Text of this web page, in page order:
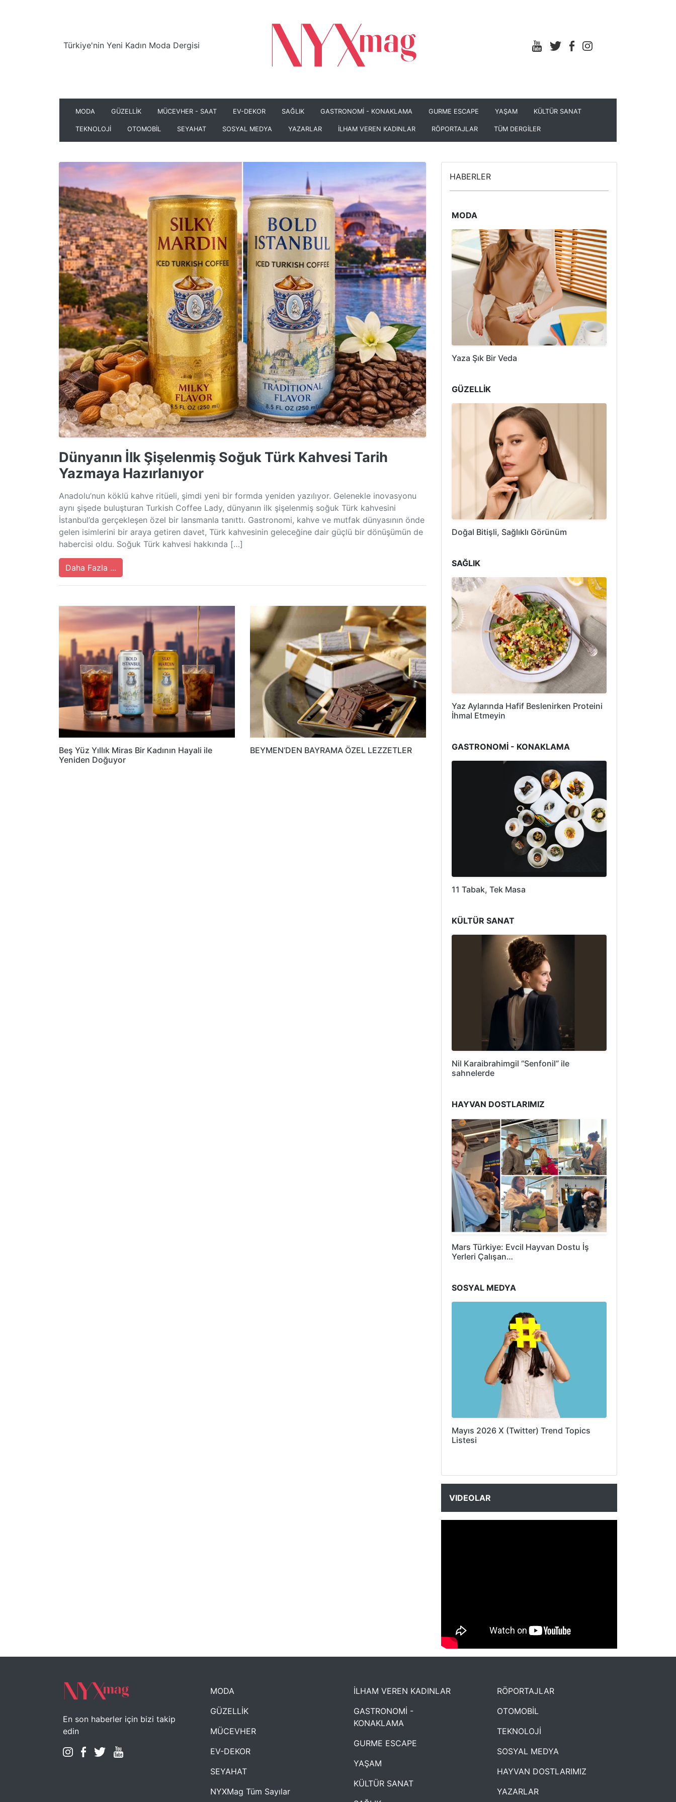
Türkiye'nin Yeni Kadın Moda Dergisi
MODA GÜZELLİK MÜCEVHER - SAAT EV-DEKOR SAĞLIK GASTRONOMİ - KONAKLAMA GURME ESCAPE YAŞAM KÜLTÜR SANAT
TEKNOLOJİ OTOMOBİL SEYAHAT SOSYAL MEDYA YAZARLAR İLHAM VEREN KADINLAR RÖPORTAJLAR TÜM DERGİLER
Dünyanın İlk Şişelenmiş Soğuk Türk Kahvesi Tarih
Yazmaya Hazırlanıyor
Anadolu’nun köklü kahve ritüeli, şimdi yeni bir formda yeniden yazılıyor. Gelenekle inovasyonu
aynı şişede buluşturan Turkish Coffee Lady, dünyanın ilk şişelenmiş soğuk Türk kahvesini
İstanbul’da gerçekleşen özel bir lansmanla tanıttı. Gastronomi, kahve ve mutfak dünyasının önde
gelen isimlerini bir araya getiren davet, Türk kahvesinin geleceğine dair güçlü bir dönüşümün de
habercisi oldu. Soğuk Türk kahvesi hakkında […]
Daha Fazla ...
Beş Yüz Yıllık Miras Bir Kadının Hayali ile
Yeniden Doğuyor
BEYMEN’DEN BAYRAMA ÖZEL LEZZETLER
HABERLER
MODA
Yaza Şık Bir Veda
GÜZELLİK
Doğal Bitişli, Sağlıklı Görünüm
SAĞLIK
Yaz Aylarında Hafif Beslenirken Proteini
İhmal Etmeyin
GASTRONOMİ - KONAKLAMA
11 Tabak, Tek Masa
KÜLTÜR SANAT
Nil Karaibrahimgil “Senfonil” ile
sahnelerde
HAYVAN DOSTLARIMIZ
Mars Türkiye: Evcil Hayvan Dostu İş
Yerleri Çalışan…
SOSYAL MEDYA
Mayıs 2026 X (Twitter) Trend Topics
Listesi
VIDEOLAR
NYXmag 2. Yaş Kutlama Etkinliği
En son haberler için bizi takip
edin
MODA
GÜZELLİK
MÜCEVHER
EV-DEKOR
SEYAHAT
NYXMag Tüm Sayılar
İLHAM VEREN KADINLAR
GASTRONOMİ -
KONAKLAMA
GURME ESCAPE
YAŞAM
KÜLTÜR SANAT
RÖPORTAJLAR
OTOMOBİL
TEKNOLOJİ
SOSYAL MEDYA
HAYVAN DOSTLARIMIZ
YAZARLAR